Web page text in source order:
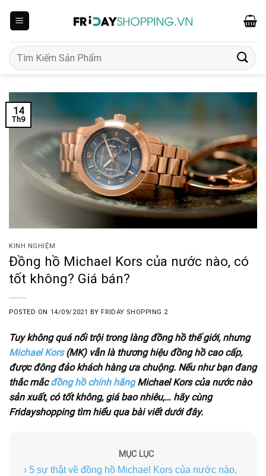
Tìm
kiếm:
14
Th9
KINH NGHIỆM
Đồng hồ Michael Kors của nước nào, có
tốt không? Giá bán?
POSTED ON 14/09/2021 BY FRIDAY SHOPPING 2
Tuy không quá nổi trội trong làng đồng hồ thế giới, nhưng
Michael Kors(MK) vẫn là thương hiệu đồng hồ cao cấp,
được đông đảo khách hàng ưa chuộng. Nếu như bạn đang
thắc mắcđồng hồ chính hãngMichael Kors của nước nào
sản xuất, có tốt không, giá bao nhiêu,… hãy cùng
Fridayshopping tìm hiểu qua bài viết dưới đây.
MỤC LỤC
› 5 sự thật về đồng hồ Michael Kors của nước nào,